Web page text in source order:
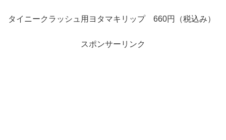
タイニークラッシュ用ヨタマキリップ 660円（税込み）
スポンサーリンク